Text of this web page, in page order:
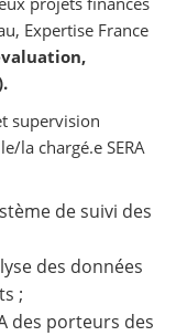
Expertise France
supervision
le/la chargé.e SERA
de suivi des
des données
;
des porteurs des